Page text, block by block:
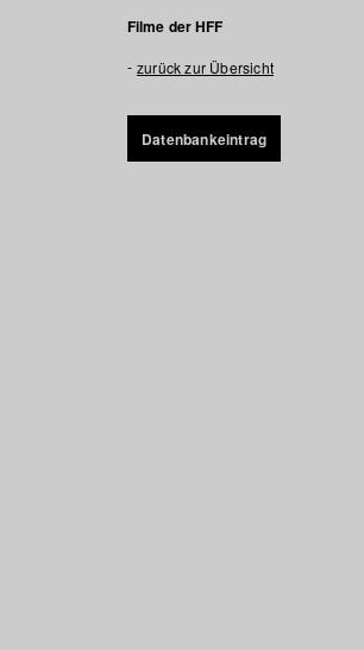
Filme der HFF
zurück zur Übersicht
Datenbankeintrag